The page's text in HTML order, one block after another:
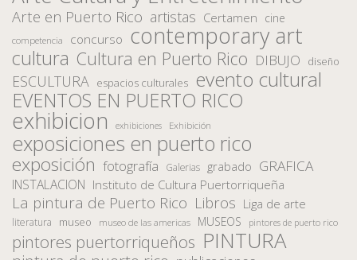
Arte en Puerto Rico artistas Certamen cine
competencia concurso contemporary art
cultura Cultura en Puerto Rico DIBUJO diseño
ESCULTURA espacios culturales evento cultural
EVENTOS EN PUERTO RICO
exhibicion exhibiciones Exhibición
exposiciones en puerto rico
exposición fotografía Galerias grabado GRAFICA
INSTALACION Instituto de Cultura Puertorriqueña
La pintura de Puerto Rico Libros Liga de arte
literatura museo museo de las americas MUSEOS pintores de puerto rico
pintores puertorriqueños PINTURA